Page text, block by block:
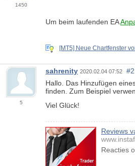
1450
Um beim laufenden EA
[MT5] Neue Chartfenster
5
sahrenity 2020.02.04 07:52
#2
Hallo. Das Hinzufügen
finden. Zum Beispiel
Viel Glück!
Reviews
Reacties